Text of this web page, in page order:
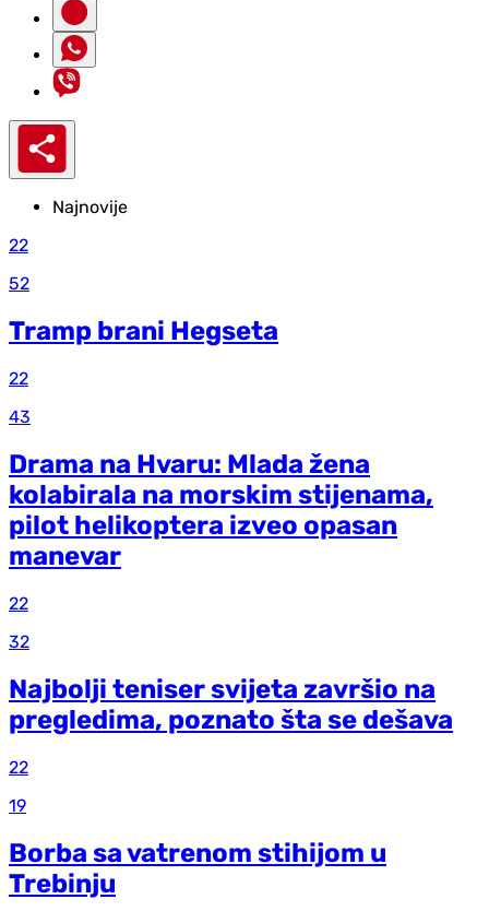
Najnovije
22
52
Tramp brani Hegseta
22
43
Drama na Hvaru: Mlada žena
kolabirala na morskim stijenama,
pilot helikoptera izveo opasan
manevar
22
32
Najbolji teniser svijeta završio na
pregledima, poznato šta se dešava
22
19
Borba sa vatrenom stihijom u
Trebinju